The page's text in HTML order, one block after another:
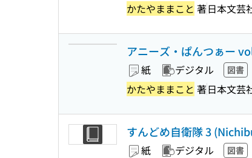
かたやままこと 著日本文芸
アニーズ・ぱんつぁー
紙 デジタル 図書
かたやままこと 著日本文芸
すんどめ自衛隊 3
紙 デジタル 図書